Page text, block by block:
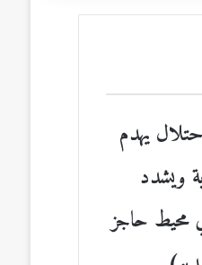
يهدم
ويشدد
محيط حاجز